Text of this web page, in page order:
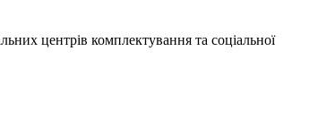
центрів комплектування та соціальної